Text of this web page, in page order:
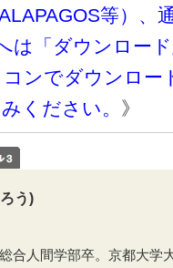
等）、
は「ダウンロー
ンでダウンロー
ください。 》
う)
合人間学部卒。京都大学